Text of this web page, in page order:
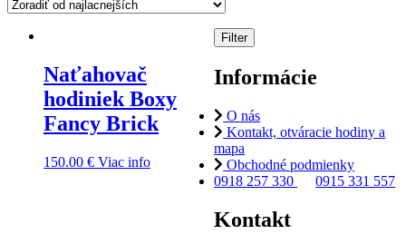
Naťahovač
hodiniek Boxy
Fancy Brick
150.00 € Viac info
Filter
Informácie
O nás
Kontakt, otváracie hodiny a
mapa
Obchodné podmienky
0918 257 330
0915 331 557
Kontakt